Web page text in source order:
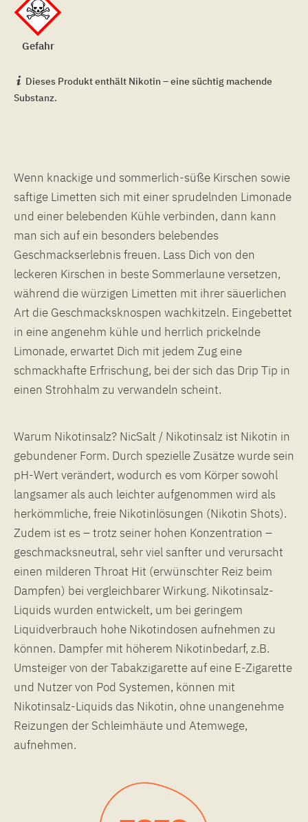
Gefahr
Dieses Produkt enthält Nikotin – eine süchtig machende
Substanz.
Wenn knackige und sommerlich-süße Kirschen sowie
saftige Limetten sich mit einer sprudelnden Limonade
und einer belebenden Kühle verbinden, dann kann
man sich auf ein besonders belebendes
Geschmackserlebnis freuen. Lass Dich von den
leckeren Kirschen in beste Sommerlaune versetzen,
während die würzigen Limetten mit ihrer säuerlichen
Art die Geschmacksknospen wachkitzeln. Eingebettet
in eine angenehm kühle und herrlich prickelnde
Limonade, erwartet Dich mit jedem Zug eine
schmackhafte Erfrischung, bei der sich das Drip Tip in
einen Strohhalm zu verwandeln scheint.
Warum Nikotinsalz? NicSalt / Nikotinsalz ist Nikotin in
gebundener Form. Durch spezielle Zusätze wurde sein
pH-Wert verändert, wodurch es vom Körper sowohl
langsamer als auch leichter aufgenommen wird als
herkömmliche, freie Nikotinlösungen (Nikotin Shots).
Zudem ist es – trotz seiner hohen Konzentration –
geschmacksneutral, sehr viel sanfter und verursacht
einen milderen Throat Hit (erwünschter Reiz beim
Dampfen) bei vergleichbarer Wirkung. Nikotinsalz-
Liquids wurden entwickelt, um bei geringem
Liquidverbrauch hohe Nikotindosen aufnehmen zu
können. Dampfer mit höherem Nikotinbedarf, z.B.
Umsteiger von der Tabakzigarette auf eine E-Zigarette
und Nutzer von Pod Systemen, können mit
Nikotinsalz-Liquids das Nikotin, ohne unangenehme
Reizungen der Schleimhäute und Atemwege,
aufnehmen.